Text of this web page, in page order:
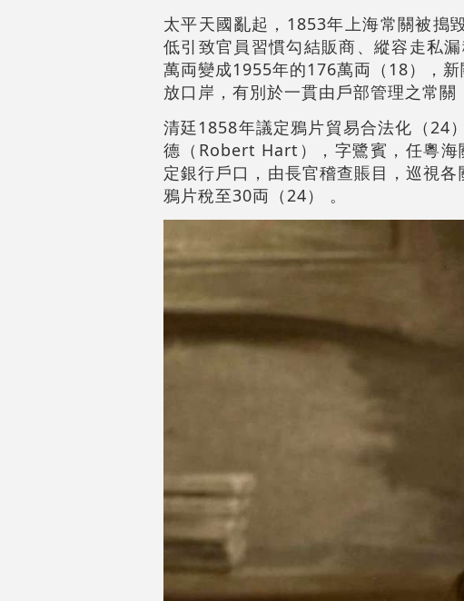
太平天國亂起，1853年上海常關被搗
低引致官員習慣勾結販商、縱容走私
萬両變成1955年的176萬両（18），
放口岸，有別於一貫由戶部管理之常關
清廷1858年議定鴉片貿易合法化（24
德（Robert Hart），字鷺賓，任粵海
定銀行戶口，由長官稽查賬目，巡視
鴉片稅至30両（24） 。